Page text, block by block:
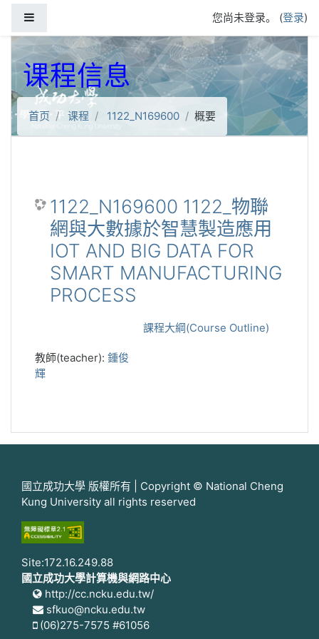
您尚未登录。 (登录)
课程信息
首页 课程 1122_N169600 概要
1122_N169600 1122_物聯
網與大數據於智慧製造應用
IOT AND BIG DATA FOR
SMART MANUFACTURING
PROCESS
課程大綱(Course Outline)
教師(teacher): 鍾俊
輝
國立成功大學 版權所有 | Copyright © National Cheng
Kung University all rights reserved
Site:172.16.249.88
國立成功大學計算機與網路中心
http://cc.ncku.edu.tw/
sfkuo@ncku.edu.tw
(06)275-7575 #61056